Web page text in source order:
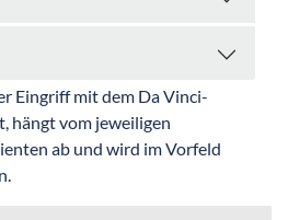
Eingriff mit dem Da Vinci-
hängt vom jeweiligen
ab und wird im Vorfeld